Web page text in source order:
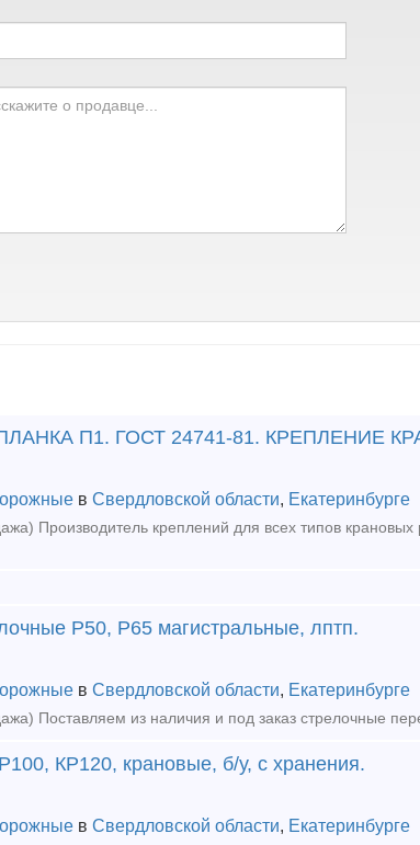
П1. ГОСТ 24741-81. КРЕПЛЕНИЕ
в Свердловской области, Екатеринбурге
Р50, Р65 магистральные, лптп.
в Свердловской области, Екатеринбурге
КР120, крановые, б/у, с хранения.
в Свердловской области, Екатеринбурге